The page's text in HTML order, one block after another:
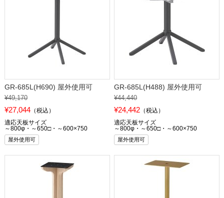
GR-685L(H690) 屋外使用可
¥49,170
¥27,044（税込）
適応天板サイズ
～800φ・～650□・～600×750
屋外使用可
GR-685L(H488) 屋外使用可
¥44,440
¥24,442 （税込）
適応天板サイズ
～800φ・～650□・～600×750
屋外使用可